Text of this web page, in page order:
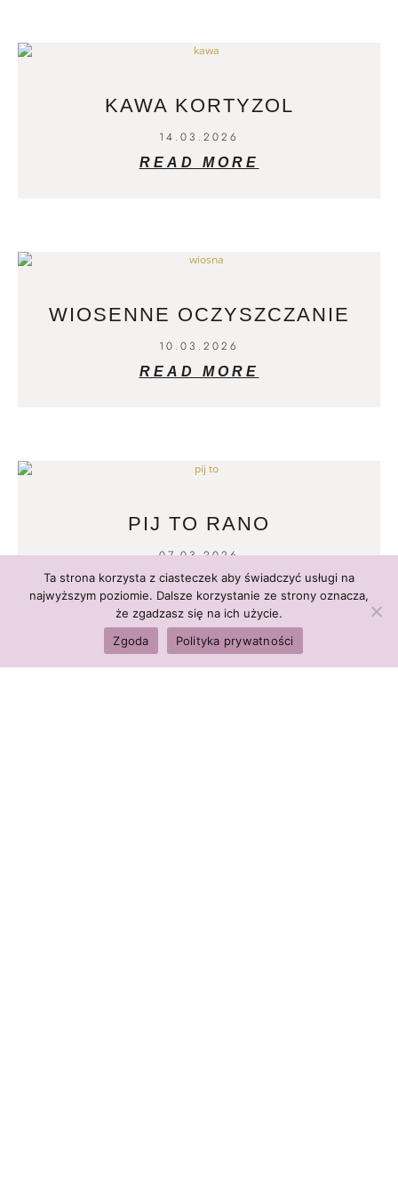
KAWA KORTYZOL
14.03.2026
READ MORE
WIOSENNE OCZYSZCZANIE
10.03.2026
READ MORE
PIJ TO RANO
07.03.2026
READ MORE
Ta strona korzysta z ciasteczek aby świadczyć usługi na
najwyższym poziomie. Dalsze korzystanie ze strony oznacza,
że zgadzasz się na ich użycie.
Zgoda
Polityka prywatności